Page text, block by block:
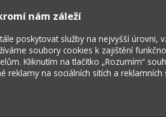
nám záleží
poskytovat služby na nejvyšší úrovni,
soubory cookies k zajištění
Kliknutím na tlačítko „Rozumím“
reklamy na sociálních sítích a reklamních
škola Ostrožská
weboa.cz